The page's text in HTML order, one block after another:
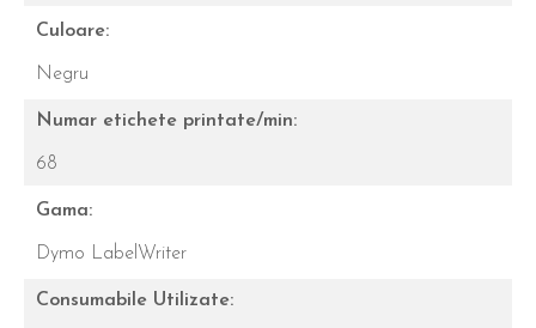
Culoare:
Negru
Numar etichete printate/min:
68
Gama:
Dymo LabelWriter
Consumabile Utilizate: